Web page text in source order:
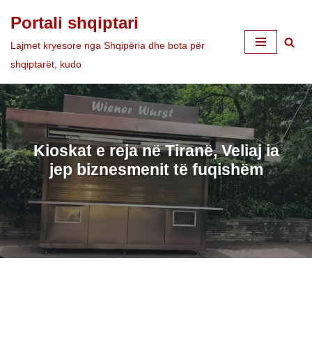
Skip
to
Portali shqiptari
Lajmet kryesore nga Shqipëria dhe bota për
shqiptarët, kudo
Kioskat e reja në Tiranë, Veliaj ia
jep biznesmenit të fuqishëm